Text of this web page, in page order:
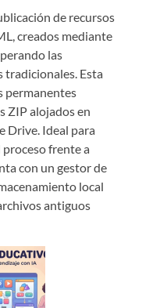
de recursos
creados mediante
las
tradicionales. Esta
permanentes
ZIP alojados en
Drive. Ideal para
proceso frente a
con un gestor de
local
antiguos